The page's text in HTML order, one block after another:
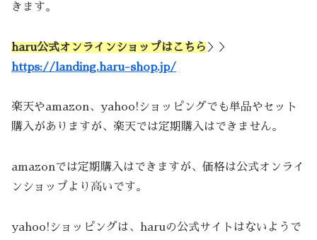
きます。
haru公式オンラインショップはこちら ＞＞
https://landing.haru-shop.jp/
楽天やamazon、yahoo!ショッピングでも単品やセット
購入がありますが、楽天では定期購入はできません。
amazonでは定期購入はできますが、価格は公式オンライ
ンショップより高いです。
yahoo!ショッピングは、haruの公式サイトはないようで